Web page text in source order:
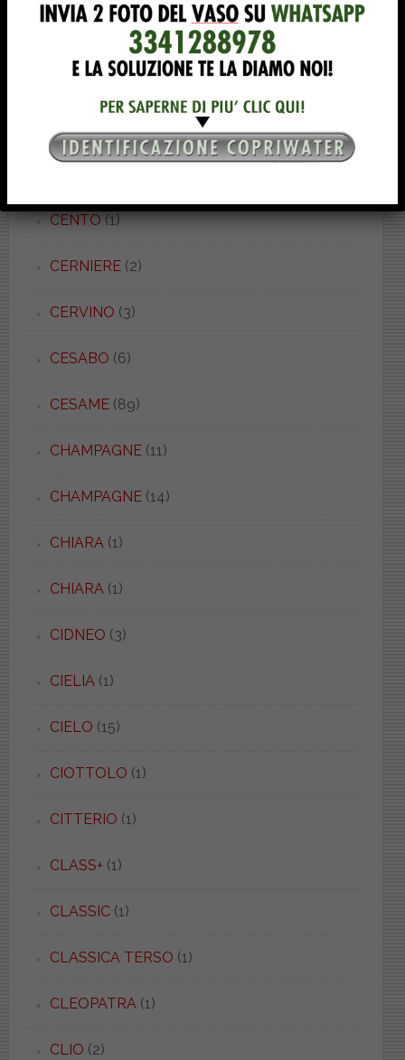
(1)
CARENA(3)
CARO(1)
CENTO(1)
CERNIERE(2)
CERVINO (3)
CESABO (6)
CESAME(89)
CHAMPAGNE(11)
CHAMPAGNE(14)
CHIARA (1)
CHIARA (1)
CIDNEO (3)
CIELIA (1)
CIELO (15)
CIOTTOLO (1)
CITTERIO (1)
CLASS+ (1)
CLASSIC(1)
CLASSICA TERSO (1)
CLEOPATRA (1)
CLIO (2)